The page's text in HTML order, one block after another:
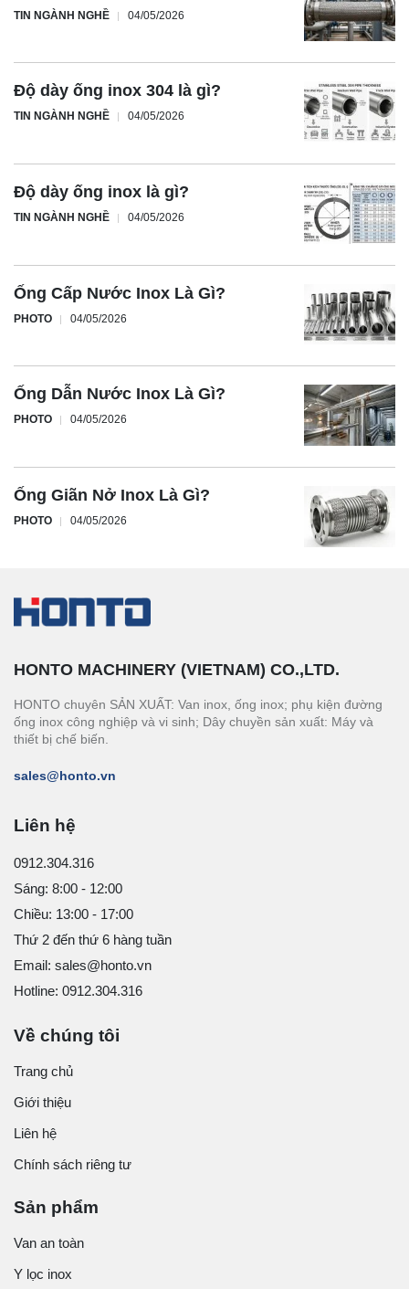
TIN NGÀNH NGHỀ 04/05/2026
Độ dày ống inox 304 là gì?
TIN NGÀNH NGHỀ 04/05/2026
Độ dày ống inox là gì?
TIN NGÀNH NGHỀ 04/05/2026
Ống Cấp Nước Inox Là Gì?
PHOTO 04/05/2026
Ống Dẫn Nước Inox Là Gì?
PHOTO 04/05/2026
Ống Giãn Nở Inox Là Gì?
PHOTO 04/05/2026
HONTO MACHINERY (VIETNAM) CO.,LTD.
HONTO chuyên SẢN XUẤT: Van inox, ống inox; phụ kiện đường
ống inox công nghiệp và vi sinh; Dây chuyền sản xuất: Máy và
thiết bị chế biến.
sales@honto.vn
Liên hệ
0912.304.316
Sáng: 8:00 - 12:00
Chiều: 13:00 - 17:00
Thứ 2 đến thứ 6 hàng tuần
Email: sales@honto.vn
Hotline: 0912.304.316
Về chúng tôi
Trang chủ
Giới thiệu
Liên hệ
Chính sách riêng tư
Sản phẩm
Van an toàn
Y lọc inox